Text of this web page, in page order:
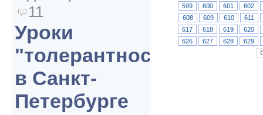
599
600 601
602
608
609 610
611
617
618 619
620
626
627 628
629
11
Уроки
"толерантности"
в Санкт-
Петербурге